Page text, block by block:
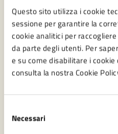
Questo sito utilizza i cookie
sessione per garantire la
cookie analitici per
da parte degli utenti. Per
e su come disabilitare i
consulta la nostra Cookie
delNecessari
PRESENTAZIONE LIBRO
Il libro “Renato Serra.
(1910-1915)” sarà